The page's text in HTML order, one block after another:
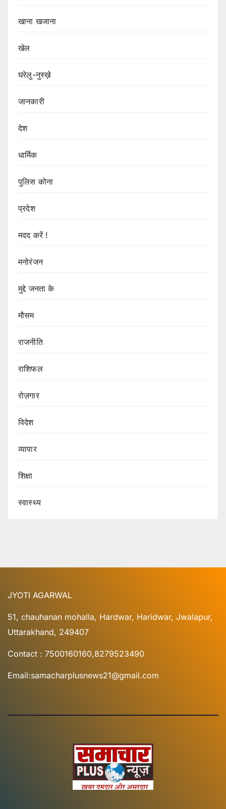
खाना खजाना
खेल
घरेलु-नुस्ख़े
जानकारी
देश
धार्मिक
पुलिस कोना
प्रदेश
मदद करें !
मनोरंजन
मुद्दे जनता के
मौसम
राजनीति
राशिफल
रोज़गार
विदेश
व्यापार
शिक्षा
स्वास्थ्य
JYOTI AGARWAL
51, chauhanan mohalla, Hardwar, Haridwar, Jwalapur,
Uttarakhand, 249407
Contact : 7500160160,8279523490
Email:samacharplusnews21@gmail.com